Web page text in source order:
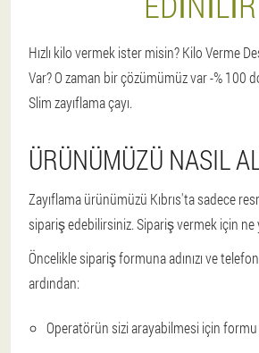
Hızlı kilo vermek ister misin? Kilo Verme
Var? O zaman bir çözümümüz var -% 100
Slim zayıflama çayı.
ÜRÜNÜMÜZÜ NASIL
Zayıflama ürünümüzü Kıbrıs'ta sadece
sipariş edebilirsiniz. Sipariş vermek için ne
Öncelikle sipariş formuna adınızı ve
ardından:
Operatörün sizi arayabilmesi için